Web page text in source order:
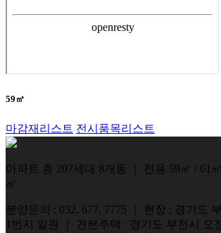
59㎡
마감재리스트 전시품목리스트
아파트 총 207세대 8개동
전용 59㎡ / 61
㎡
분양문의 : 032. 677. 7775
현장 : 경기도
1번지 일원
견본주택 : 경기도 부천시 오